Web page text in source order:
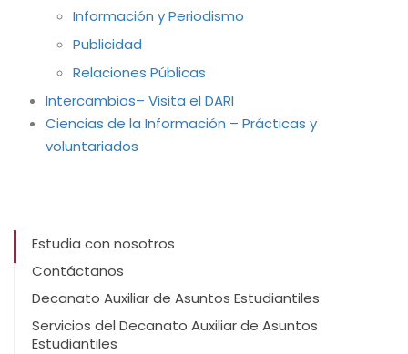
Información y Periodismo
Publicidad
Relaciones Públicas
Intercambios– Visita el DARI
Ciencias de la Información – Prácticas y
voluntariados
Estudia con nosotros
Contáctanos
Decanato Auxiliar de Asuntos Estudiantiles
Servicios del Decanato Auxiliar de Asuntos
Estudiantiles